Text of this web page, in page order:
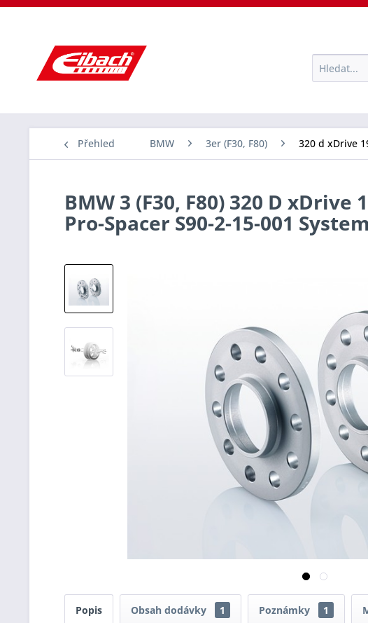
Přehled BMW 3er (F30, F80) 320 d xDrive
BMW 3 (F30, F80) 320 D xDrive
Pro-Spacer S90-2-15-001
Popis Obsah dodávky 1 Poznámky 1